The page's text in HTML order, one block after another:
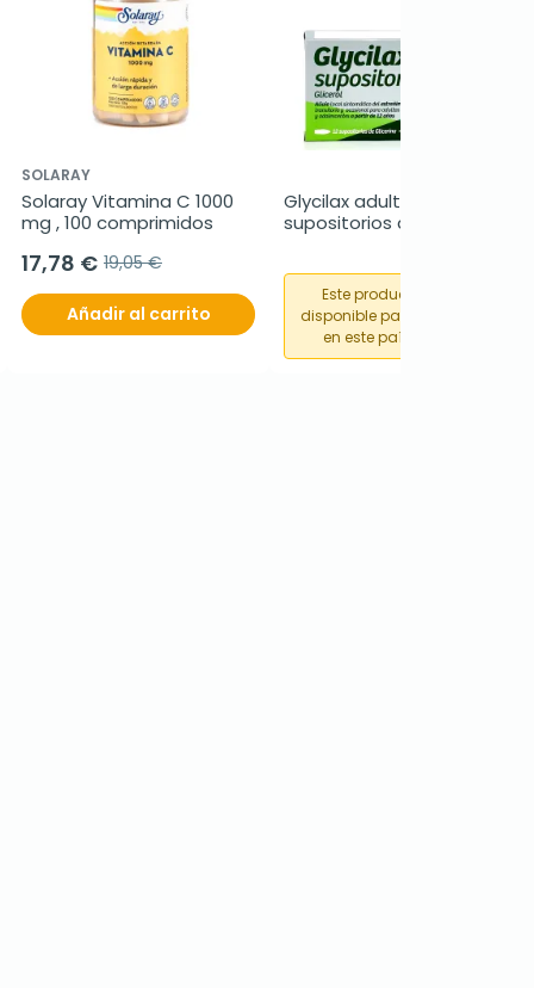
SOLARAY
Solaray Vitamina C 1000
mg , 100 comprimidos
17,78 € 19,05 €
Añadir al carrito
Glycilax adultos
supositorios de glicerina,
Este producto no está
disponible para su compra
en este país o región.